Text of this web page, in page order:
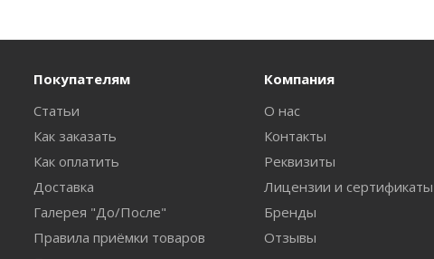
Покупателям
Статьи
Как заказать
Как оплатить
Доставка
Галерея "До/После"
Правила приёмки товаров
Компания
О нас
Контакты
Реквизиты
Лицензии и сертификаты
Бренды
Отзывы